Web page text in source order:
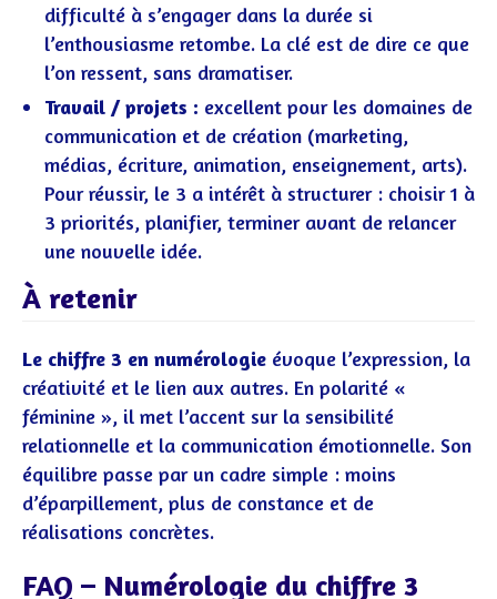
difficulté à s’engager dans la durée si
l’enthousiasme retombe. La clé est de dire ce que
l’on ressent, sans dramatiser.
Travail / projets : excellent pour les domaines de
communication et de création (marketing,
médias, écriture, animation, enseignement, arts).
Pour réussir, le 3 a intérêt à structurer : choisir 1 à
3 priorités, planifier, terminer avant de relancer
une nouvelle idée.
À retenir
Le chiffre 3 en numérologie évoque l’expression, la
créativité et le lien aux autres. En polarité «
féminine », il met l’accent sur la sensibilité
relationnelle et la communication émotionnelle. Son
équilibre passe par un cadre simple : moins
d’éparpillement, plus de constance et de
réalisations concrètes.
FAQ – Numérologie du chiffre 3